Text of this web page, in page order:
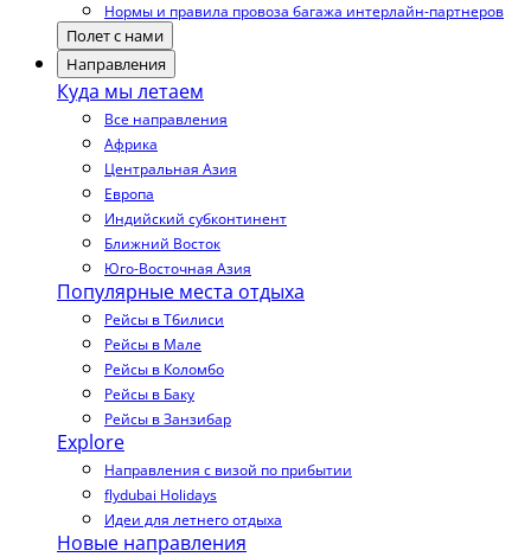
Нормы и правила провоза багажа интерлайн-партнеров
Полет с нами
Направления
Куда мы летаем
Все направления
Африка
Центральная Азия
Европа
Индийский субконтинент
Ближний Восток
Юго-Восточная Азия
Популярные места отдыха
Рейсы в Тбилиси
Рейсы в Мале
Рейсы в Коломбо
Рейсы в Баку
Рейсы в Занзибар
Explore
Направления с визой по прибытии
flydubai Holidays
Идеи для летнего отдыха
Новые направления